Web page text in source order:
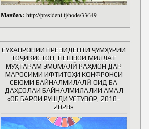
Манбаъ: http://president.tj/node/33649
СУХАНРОНИИ ПРЕЗИДЕНТИ ҶУМҲУРИИ
ТОҶИКИСТОН, ПЕШВОИ МИЛЛАТ
МУҲТАРАМ ЭМОМАЛӢ РАҲМОН ДАР
МАРОСИМИ ИФТИТОҲИ КОНФРОНСИ
СЕЮМИ БАЙНАЛМИЛАЛӢ ОИД БА
ДАҲСОЛАИ БАЙНАЛМИЛАЛИИ АМАЛ
«ОБ БАРОИ РУШДИ УСТУВОР, 2018-
2028»